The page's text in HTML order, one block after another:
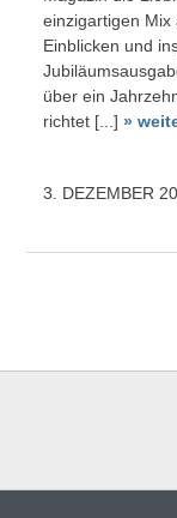
einzigartigen Mix
Einblicken und
über ein
richtet [...]
3. DEZEMBER